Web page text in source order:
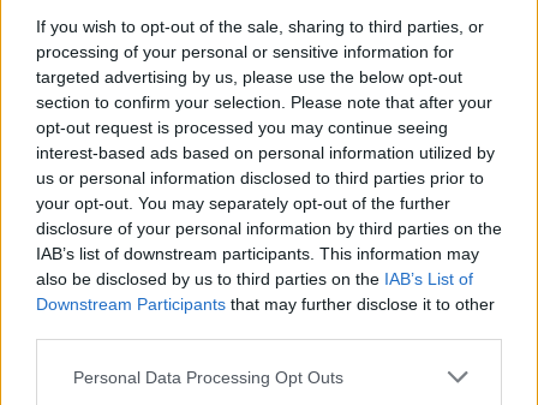
If you wish to opt-out of the sale, sharing to third parties, or
processing of your personal or sensitive information for
targeted advertising by us, please use the below opt-out
section to confirm your selection. Please note that after your
opt-out request is processed you may continue seeing
interest-based ads based on personal information utilized by
us or personal information disclosed to third parties prior to
your opt-out. You may separately opt-out of the further
disclosure of your personal information by third parties on the
IAB’s list of downstream participants. This information may
also be disclosed by us to third parties on the IAB’s List of
Downstream Participants that may further disclose it to other
Personal Data Processing Opt Outs
llogarive të WhatsApp-it në të
gjithë botën